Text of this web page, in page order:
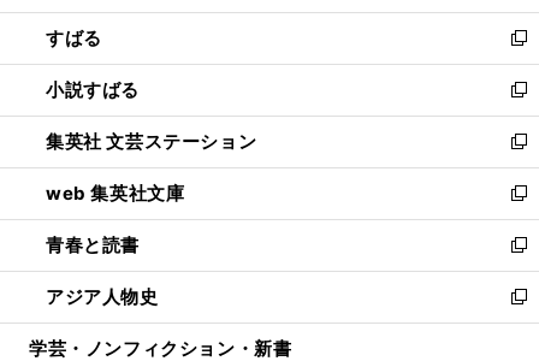
開
く
ウ
で
開
く
ン
ド
ウ
で
開
く
すばる
新
し
い
ウ
ィ
ン
ド
ウ
で
開
く
小説すばる
新
し
い
ウ
ィ
ン
ド
ウ
で
開
集英社 文芸ステーション
新
し
い
ウ
ィ
ン
ド
ウ
web 集英社文庫
新
し
い
ウ
ィ
ン
青春と読書
新
し
い
ウ
アジア人物史
新
し
学芸・ノンフィクション・新書